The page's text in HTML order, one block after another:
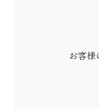
お客